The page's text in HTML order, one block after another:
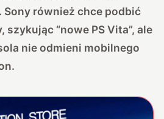
Sony również chce podbić
szykując “nowe PS Vita”, ale
nie odmieni mobilnego